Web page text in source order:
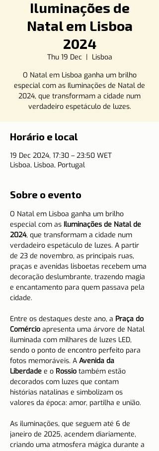
Iluminações de
Natal em Lisboa
2024
Thu 19 Dec
  |
Lisboa
O Natal em Lisboa ganha um brilho
especial com as Iluminações de Natal de
2024, que transformam a cidade num
verdadeiro espetáculo de luzes.
Horário e local
19 Dec 2024, 17:30 – 23:50 WET
Lisboa, Lisboa, Portugal
Sobre o evento
O Natal em Lisboa ganha um brilho
especial com as Iluminações de Natal de
2024, que transformam a cidade num
verdadeiro espetáculo de luzes. A partir
de 23 de novembro, as principais ruas,
praças e avenidas lisboetas recebem uma
decoração deslumbrante, trazendo magia
e encantamento para quem passava pela
cidade.
Entre os destaques deste ano, a Praça do
Comércio apresenta uma árvore de Natal
iluminada com milhares de luzes LED,
sendo o ponto de encontro perfeito para
fotos memoráveis. A Avenida da
Liberdade e o Rossio também estão
decorados com luzes que contam
histórias natalinas e simbolizam os
valores da época: amor, partilha e união.
As iluminações, que seguem até 6 de
janeiro de 2025, acendem diariamente,
criando uma atmosfera mágica durante a